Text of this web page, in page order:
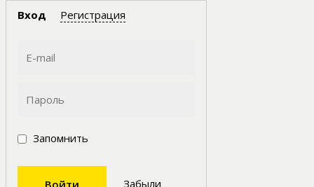
Вход Регистрация
Запомнить
Забыли